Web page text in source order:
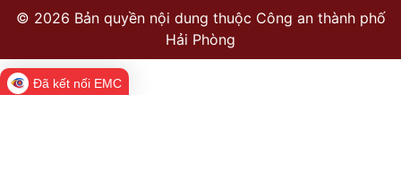
© 2026 Bản quyền nội dung thuộc Công an thành phố
Hải Phòng
Đã kết nối EMC